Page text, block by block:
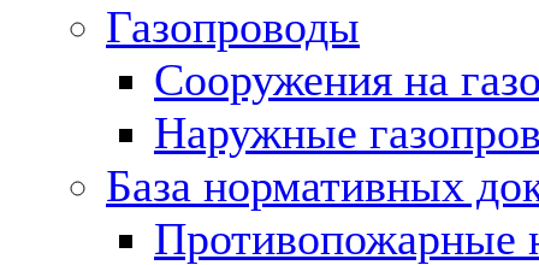
Газопроводы
Сооружения на
Наружные
База нормативных
Противопожарные